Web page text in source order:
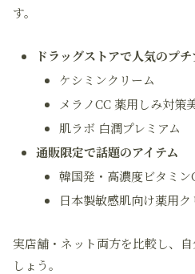
す。
ドラッグストアで人気のプ
ケシミンクリーム
メラノCC 薬用しみ対策
肌ラボ 白潤プレミアム
通販限定で話題のアイテム
韓国発・高濃度ビタミン
日本製敏感肌向け薬用ク
実店舗・ネット両方を比較し、
しょう。